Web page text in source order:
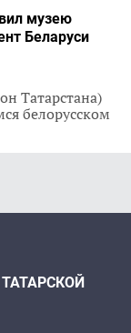
музею
Беларуси
Татарстана)
белорусском